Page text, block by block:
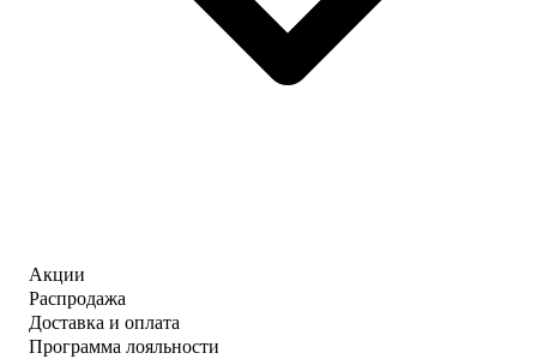
Акции
Распродажа
Доставка и оплата
Программа лояльности